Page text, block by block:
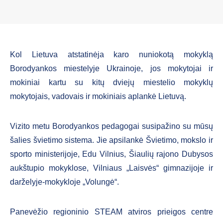
Kol Lietuva atstatinėja karo nuniokotą mokyklą
Borodyankos miestelyje Ukrainoje, jos mokytojai ir
mokiniai kartu su kitų dviejų miestelio mokyklų
mokytojais, vadovais ir mokiniais aplankė Lietuvą.
Vizito metu Borodyankos pedagogai susipažino su mūsų
šalies švietimo sistema. Jie apsilankė Švietimo, mokslo ir
sporto ministerijoje, Edu Vilnius, Šiaulių rajono Dubysos
aukštupio mokyklose, Vilniaus „Laisvės“ gimnazijoje ir
darželyje-mokykloje „Volungė“.
Panevėžio regioninio STEAM atviros prieigos centre